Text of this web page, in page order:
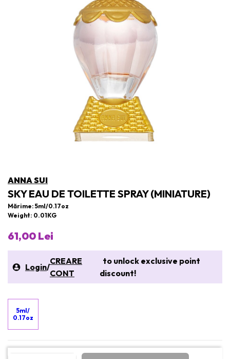
ANNA SUI
SKY EAU DE TOILETTE SPRAY (MINIATURE)
Mărime: 5ml/0.17oz
Weight: 0.01KG
61,00 Lei
Login/
CREARE
CONT
to unlock exclusive point
discount!
5ml/
0.17oz